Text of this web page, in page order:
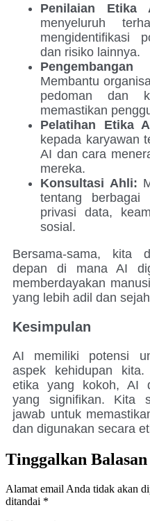
Penilaian Etika
menyeluruh
mengidentifikasi
dan risiko lainnya.
Membantu
pedoman dan
memastikan
Pelatihan Etika
kepada karyawan
AI dan cara
mereka.
Konsultasi Ahli:
tentang
privasi data,
sosial.
Bersama-sama, kita
depan di mana AI
memberdayakan
yang lebih adil dan
Kesimpulan
AI memiliki potensi
aspek kehidupan
etika yang kokoh, AI
yang signifikan. Kita
jawab untuk
dan digunakan secara
Tinggalkan Balasan
Alamat email Anda tidak akan
ditandai *